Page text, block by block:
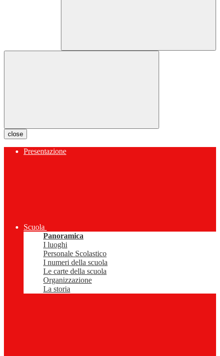
close
Presentazione
Scuola
Panoramica
I luoghi
Personale Scolastico
I numeri della scuola
Le carte della scuola
Organizzazione
La storia